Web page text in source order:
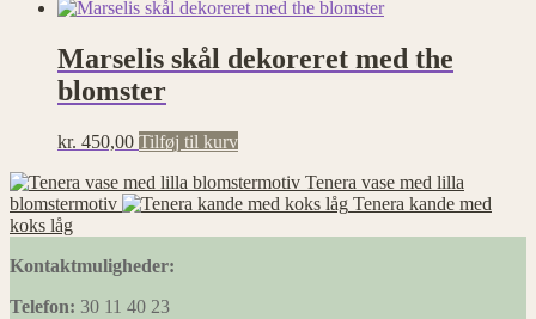
Marselis skål dekoreret med the
blomster
kr. 450,00 Tilføj til kurv
Tenera vase med lilla
blomstermotiv
Tenera kande med
koks låg
Kontaktmuligheder:
Telefon: 30 11 40 23